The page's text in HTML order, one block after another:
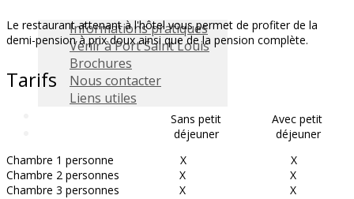
Informations pratiques
Venir à Port Saint Louis
Brochures
Nous contacter
Liens utiles
Le restaurant attenant à l'hôtel vous permet de profiter de la
demi-pension à prix doux ainsi que de la pension complète.
Tarifs
Sans petit Avec petit
déjeuner déjeuner
Chambre 1 personne X X
Chambre 2 personnes X X
Chambre 3 personnes X X